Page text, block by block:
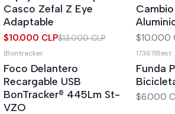
Casco Zefal Z Eye
Adaptable
$10.000 CLP$13.000 CLP $10.000
-18%OFF
|Bontracker
Foco Delantero
Recargable USB
BonTracker® 445Lm St-
VZO
17367|Best
Funda
$6.000